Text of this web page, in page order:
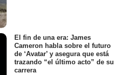
El fin de una era: James
Cameron habla sobre el futuro
de ‘Avatar’ y asegura que está
trazando “el último acto” de su
carrera